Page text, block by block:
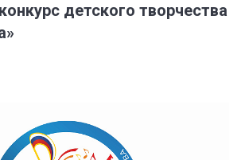
детского творчества